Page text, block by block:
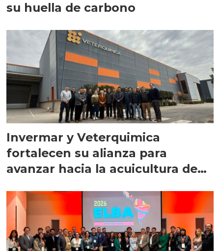
su huella de carbono
Invermar y Veterquimica
fortalecen su alianza para
avanzar hacia la acuicultura de